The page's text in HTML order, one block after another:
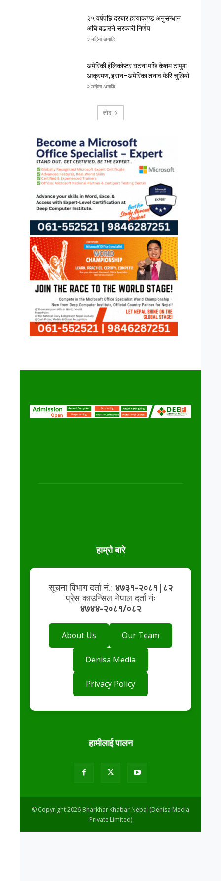
२५ वर्षपछि दरबार हत्याकाण्ड अनुसन्धान
अघि बढाउने सरकारी निर्णय
२ महिना अगाडि
अमेरिकी हेलिकोप्टर घटना पछि केशम टापुमा
आक्रमण, इरान–अमेरिका तनाव फेरि चुलियो
२ महिना अगाडि
लोड
हाम्रो बारे
सूचना विभाग दर्ता नं.: ४७३१-२०८१|८२
प्रेस काउन्सिल नेपाल दर्ता नंः
४७४४-२०८१/०८२
About Us Our Team
Denisa Media
Privacy Policy
हामीलाई पालन
© Copyright 2026 Bharkhar Khabar Nepal (Denisa Media
Private Limited)